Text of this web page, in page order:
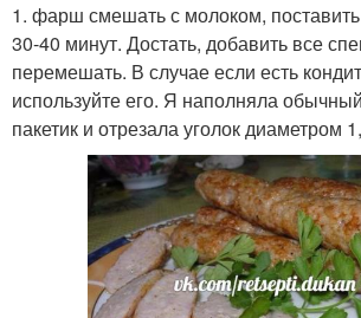
1. фарш смешать с молоком,
30-40 минут. Достать, добавить все
перемешать. В случае если есть
используйте его. Я наполняла
пакетик и отрезала уголок диаметром